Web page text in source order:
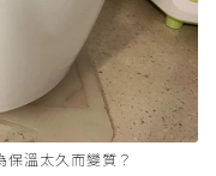
溫太久而變質？